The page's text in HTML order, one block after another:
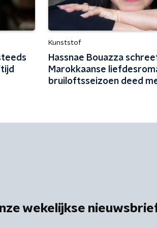
Kunststof
Hassnae Bouazza
Marokkaanse
bruiloftsseizoen deed
wekelijkse